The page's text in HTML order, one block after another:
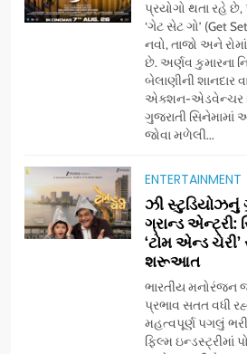
પ્રયોગો થતા રહે
‘ગેટ સેટ ગો’ (Get
નવો, તાજો અને
છે. અર્ણવ કુમારના
બેલાણીની શાનદાર
એક્શન-એડવેન્ચર
ગુજરાતી
જોવા મળેલી...
ENTERTAINMENT
ઝી સ્ટુડિયોઝનું
ગ્રાન્ડ એન્ટ્રી:
‘ટોમ એન્ડ
શરૂઆત
ભારતીય મનોરંજન
પ્રભાવ સતત વધી
મહત્વપૂર્ણ પગલું
ફિલ્મ ઇન્ડસ્ટ્રીમાં
5
ડો. મિતાલી
દ્વારા
નિમિત્તે
AHMEDABAD
177 દેશો અને